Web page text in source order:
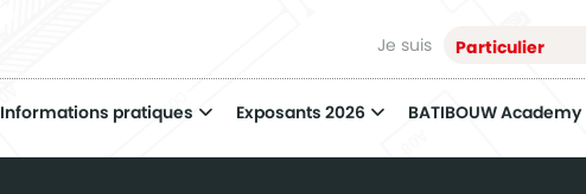
Je suis Particulier
Informations pratiques Exposants 2026 BATIBOUW Academy